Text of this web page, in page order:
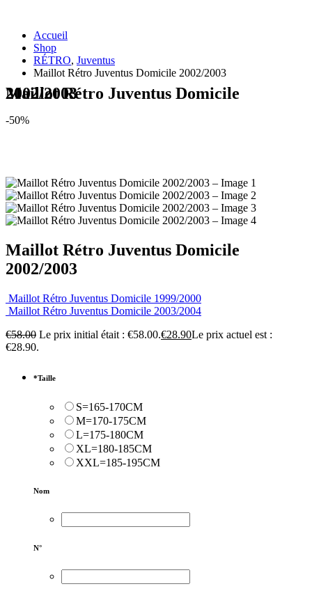
Accueil
Shop
RÉTRO, Juventus
Maillot Rétro Juventus Domicile 2002/2003
Maillot Rétro Juventus Domicile 2002/2003
-50%
Maillot Rétro Juventus Domicile
2002/2003
Maillot Rétro Juventus Domicile 1999/2000
Maillot Rétro Juventus Domicile 2003/2004
€58.00 Le prix initial était : €58.00.€28.90Le prix actuel est :
€28.90.
*Taille
S=165-170CM
M=170-175CM
L=175-180CM
XL=180-185CM
XXL=185-195CM
Nom
N°